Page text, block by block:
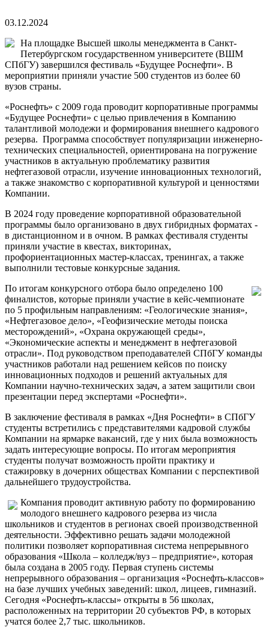
03.12.2024
На площадке Высшей школы менеджмента в Санкт-
Петербургском государственном университете (ВШМ
СПбГУ) завершился фестиваль «Будущее Роснефти». В
мероприятии приняли участие 500 студентов из более 60
вузов страны.
«Роснефть» с 2009 года проводит корпоративные программы
«Будущее Роснефти» с целью привлечения в Компанию
талантливой молодежи и формирования внешнего кадрового
резерва. Программа способствует популяризации инженерно-
технических специальностей, ориентирована на погружение
участников в актуальную проблематику развития
нефтегазовой отрасли, изучение инновационных технологий,
а также знакомство с корпоративной культурой и ценностями
Компании.
В 2024 году проведение корпоративной образовательной
программы было организовано в двух гибридных форматах -
в дистанционном и в очном. В рамках фестиваля студенты
приняли участие в квестах, викторинах,
профориентационных мастер-классах, тренингах, а также
выполнили тестовые конкурсные задания.
По итогам конкурсного отбора было определено 100
финалистов, которые приняли участие в кейс-чемпионате
по 5 профильным направлениям: «Геологические знания»,
«Нефтегазовое дело», «Геофизические методы поиска
месторождений», «Охрана окружающей среды»,
«Экономические аспекты и менеджмент в нефтегазовой
отрасли». Под руководством преподавателей СПбГУ команды
участников работали над решением кейсов по поиску
инновационных подходов и решений актуальных для
Компании научно-технических задач, а затем защитили свои
презентации перед экспертами «Роснефти».
В заключение фестиваля в рамках «Дня Роснефти» в СПбГУ
студенты встретились с представителями кадровой службы
Компании на ярмарке вакансий, где у них была возможность
задать интересующие вопросы. По итогам мероприятия
студенты получат возможность пройти практику и
стажировку в дочерних обществах Компании с перспективой
дальнейшего трудоустройства.
Компания проводит активную работу по формированию
молодого внешнего кадрового резерва из числа
школьников и студентов в регионах своей производственной
деятельности. Эффективно решать задачи молодежной
политики позволяет корпоративная система непрерывного
образования «Школа – колледж/вуз – предприятие», которая
была создана в 2005 году. Первая ступень системы
непрерывного образования – организация «Роснефть-классов»
на базе лучших учебных заведений: школ, лицеев, гимназий.
Сегодня «Роснефть-классы» открыты в 56 школах,
расположенных на территории 20 субъектов РФ, в которых
учатся более 2,7 тыс. школьников.